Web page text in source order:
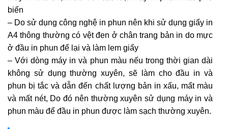
biến
– Do sử dụng công nghệ in phun nên khi sử dụng giấy in
A4 thông thường có vệt đen ở chân trang bản in do mực
ở đầu in phun để lại và làm lem giấy
– Với dòng máy in và phun màu nếu trong thời gian dài
không sử dụng thường xuyên, sẽ làm cho đầu in và
phun bị tắc và dẫn đến chất lượng bản in xấu, mất màu
và mất nét, Do đó nên thường xuyên sử dụng máy in và
phun màu để đầu in phun được làm sạch thường xuyên.